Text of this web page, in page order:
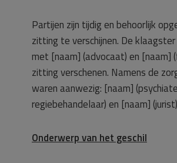
Partijen zijn tijdig en behoorlijk
zitting te verschijnen. De
met [naam] (advocaat) en [naam]
zitting verschenen. Namens de
waren aanwezig: [naam]
regiebehandelaar) en [naam]
Onderwerp van het geschil